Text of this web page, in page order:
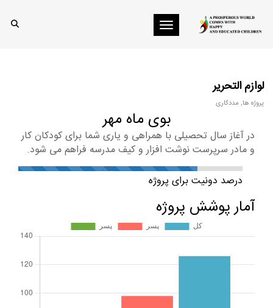
Toggle navigation
لوازم التحریر
پروژه ها, مددکاری
بوی ماه مهر
در آغاز سال تحصیلی با همراهی و یاری شما برای کودکان کار
و مادر سرپرست نوشت افزار و کیف مدرسه فراهم می شود.
80%
درصد دونیت برای پروژه
آمار پوشش پروژه